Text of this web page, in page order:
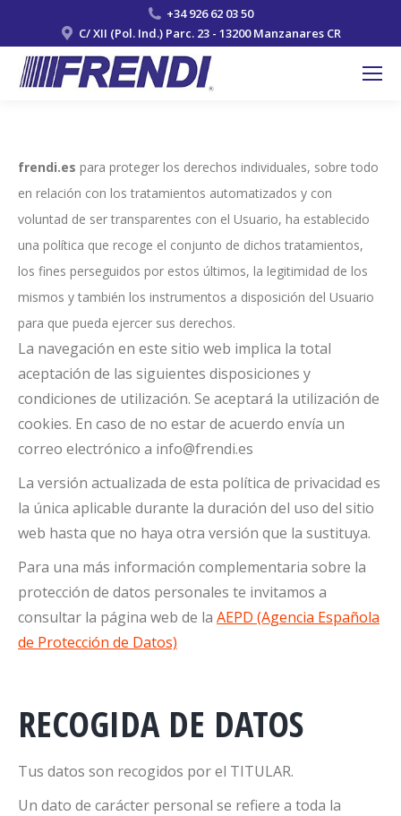
+34 926 62 03 50
C/ XII (Pol. Ind.) Parc. 23 - 13200 Manzanares CR
frendi.es para proteger los derechos individuales, sobre todo
en relación con los tratamientos automatizados y con
voluntad de ser transparentes con el Usuario, ha establecido
una política que recoge el conjunto de dichos tratamientos,
los fines perseguidos por estos últimos, la legitimidad de los
mismos y también los instrumentos a disposición del Usuario
para que pueda ejercer sus derechos.
La navegación en este sitio web implica la total
aceptación de las siguientes disposiciones y
condiciones de utilización. Se aceptará la utilización de
cookies. En caso de no estar de acuerdo envía un
correo electrónico a info@frendi.es
La versión actualizada de esta política de privacidad es
la única aplicable durante la duración del uso del sitio
web hasta que no haya otra versión que la sustituya.
Para una más información complementaria sobre la
protección de datos personales te invitamos a
consultar la página web de la AEPD (Agencia Española
de Protección de Datos)
RECOGIDA DE DATOS
Tus datos son recogidos por el TITULAR.
Un dato de carácter personal se refiere a toda la